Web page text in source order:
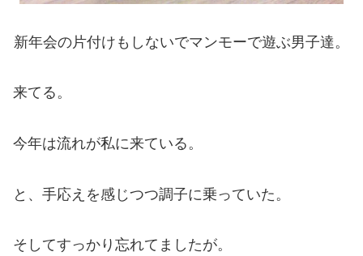
新年会の片付けもしないでマンモーで遊ぶ男子達。
来てる。
今年は流れが私に来ている。
と、手応えを感じつつ調子に乗っていた。
そしてすっかり忘れてましたが。